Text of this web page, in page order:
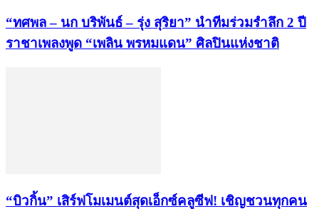
“ทศพล – นก บริพันธ์ – รุ่ง สุริยา” นำทีมร่วมรำลึก 2 ปี
ราชาเพลงพูด “เพลิน พรหมแดน” ศิลปินแห่งชาติ
“บิวกิ้น” เสิร์ฟโมเมนต์สุดเอ็กซ์คลูซีฟ! เชิญชวนทุกคน